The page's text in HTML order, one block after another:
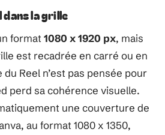
dans la grille
format 1080 x 1920 px, mais
est recadrée en carré ou en
Reel n’est pas pensée pour
perd sa cohérence visuelle.
une couverture de
au format 1080 x 1350,